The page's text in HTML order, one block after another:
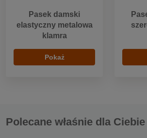
Pasek damski
elastyczny metalowa
klamra
Pokaż
Polecane właśnie dla Ciebie